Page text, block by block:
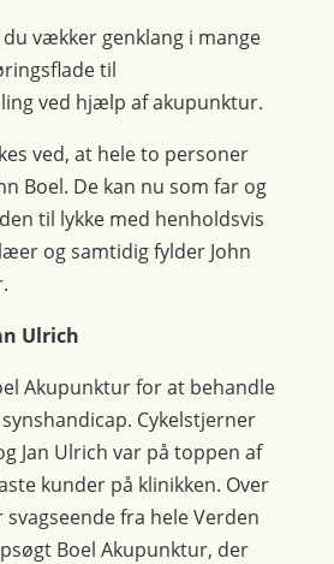
du vækker genklang i mange
til
ved hjælp af akupunktur.
ved, at hele to personer
Boel. De kan nu som far og
til lykke med henholdsvis
og samtidig fylder John
Ulrich
Akupunktur for at behandle
Cykelstjerner
Jan Ulrich var på toppen af
kunder på klinikken. Over
fra hele Verden
Boel Akupunktur, der